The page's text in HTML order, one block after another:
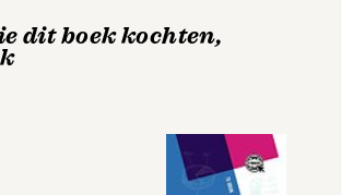
dit boek kochten,